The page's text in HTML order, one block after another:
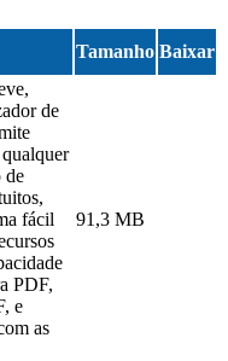
Tamanho Baixar
de
de
fácil
PDF,
e
as
91,3 MB